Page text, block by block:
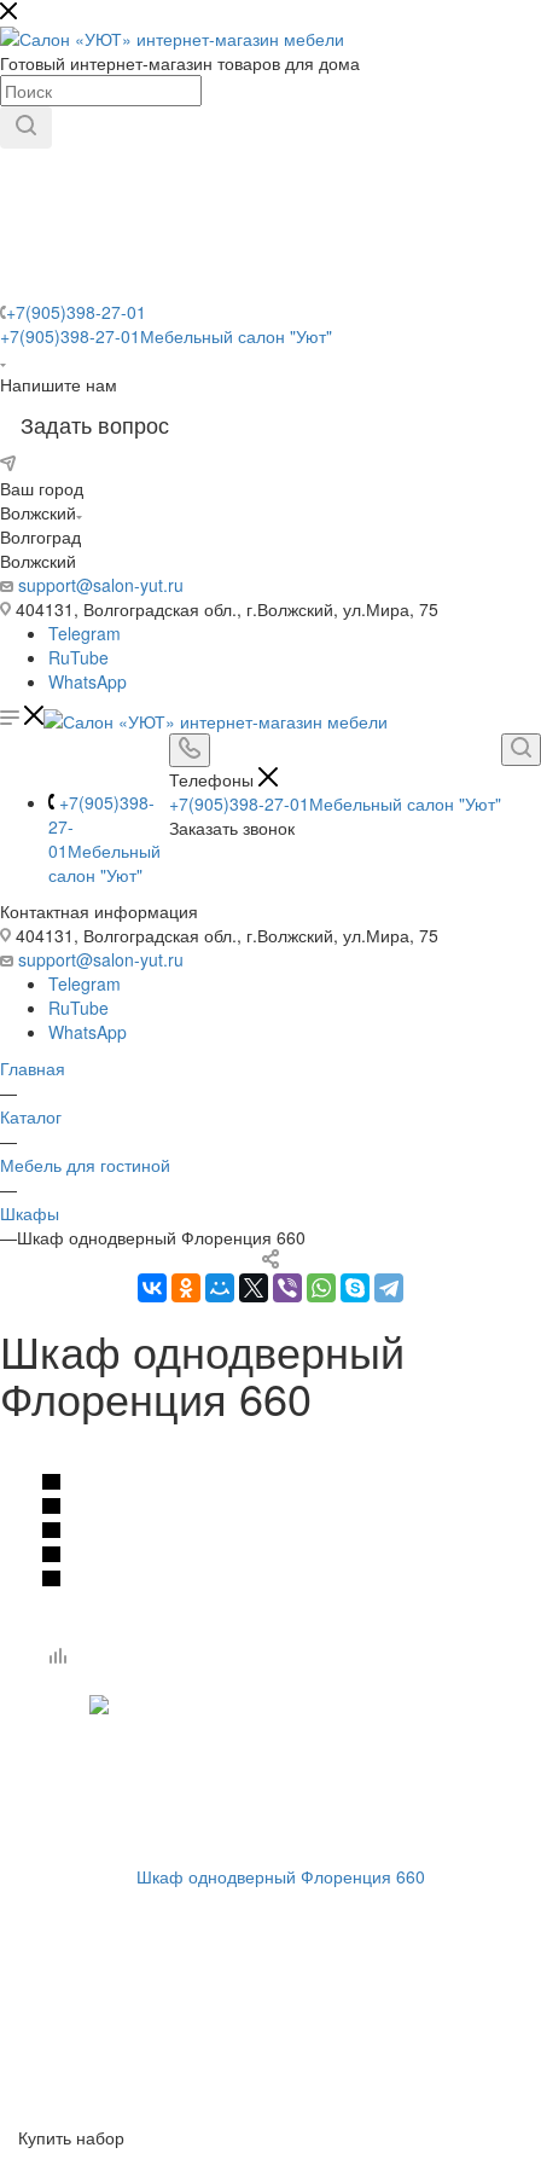
Готовый интернет-магазин товаров для дома
+7(905)398-27-01
+7(905)398-27-01 Мебельный салон "Уют"
Напишите нам
Задать вопрос
Ваш город
Волжский
Волгоград
Волжский
support@salon-yut.ru
404131, Волгоградская обл., г.Волжский, ул.Мира, 75
Telegram
RuTube
WhatsApp
Телефоны
+7(905)398-27-01 Мебельный салон "Уют"
Заказать звонок
+7(905)398-
27-
01 Мебельный
салон "Уют"
Контактная информация
404131, Волгоградская обл., г.Волжский, ул.Мира, 75
support@salon-yut.ru
Telegram
RuTube
WhatsApp
Главная
—
Каталог
—
Мебель для гостиной
—
Шкафы
—Шкаф однодверный Флоренция 660
Шкаф однодверный
Флоренция 660
Купить набор